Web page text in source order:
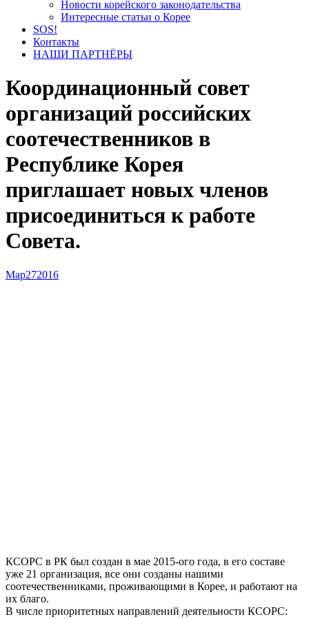
Новости корейского законодательства
Интересные статьи о Корее
SOS!
Контакты
НАШИ ПАРТНЁРЫ
Координационный совет
организаций российских
соотечественников в
Республике Корея
приглашает новых членов
присоединиться к работе
Совета.
Мар272016
КСОРС в РК был создан в мае 2015-ого года, в его составе
уже 21 организация, все они созданы нашими
соотечественниками, проживающими в Корее, и работают на
их благо.
В числе приоритетных направлений деятельности КСОРС: